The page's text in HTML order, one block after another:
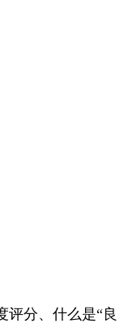
评分、什么是“良